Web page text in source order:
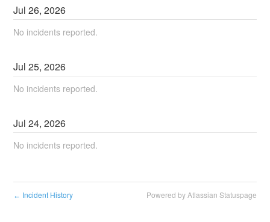
Jul26,2026
No incidents reported.
Jul25,2026
No incidents reported.
Jul24,2026
No incidents reported.
← Incident History Powered by Atlassian Statuspage